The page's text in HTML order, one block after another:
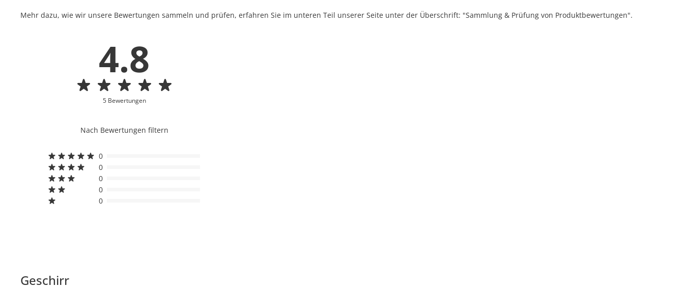
Mehr dazu, wie wir unsere Bewertungen sammeln und prüfen, erfahren Sie im unteren Teil unserer Seite unter der Überschrift: "Sammlung & Prüfung von Produktbewertungen".
4.8
5 Bewertungen
Nach Bewertungen filtern
0
0
0
0
0
Geschirr